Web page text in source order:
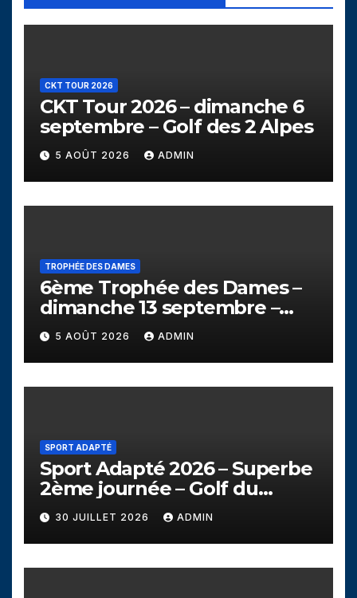
CKT TOUR 2026
CKT Tour 2026 – dimanche 6
septembre – Golf des 2 Alpes
5 AOÛT 2026 ADMIN
TROPHÉE DES DAMES
6ème Trophée des Dames –
dimanche 13 septembre –
Golf de Seyssins
5 AOÛT 2026 ADMIN
SPORT ADAPTÉ
Sport Adapté 2026 – Superbe
2ème journée – Golf du
Campanil
30 JUILLET 2026 ADMIN